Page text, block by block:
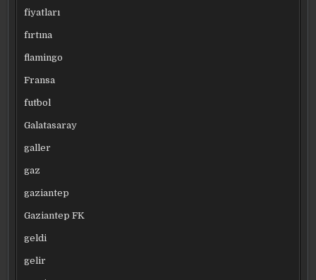
fiyatları
fırtına
flamingo
Fransa
futbol
Galatasaray
galler
gaz
gaziantep
Gaziantep FK
geldi
gelir